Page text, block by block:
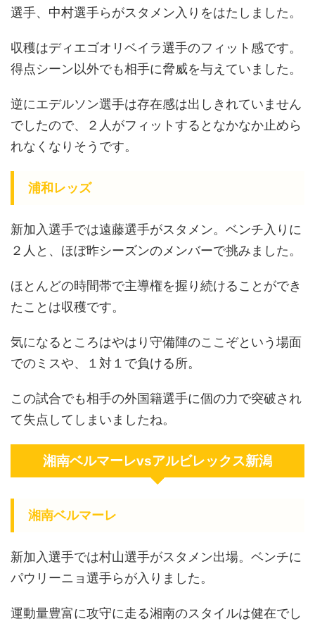
選手、中村選手らがスタメン入りをはたしました。
収穫はディエゴオリベイラ選手のフィット感です。
得点シーン以外でも相手に脅威を与えていました。
逆にエデルソン選手は存在感は出しきれていません
でしたので、２人がフィットするとなかなか止めら
れなくなりそうです。
浦和レッズ
新加入選手では遠藤選手がスタメン。ベンチ入りに
２人と、ほぼ昨シーズンのメンバーで挑みました。
ほとんどの時間帯で主導権を握り続けることができ
たことは収穫です。
気になるところはやはり守備陣のここぞという場面
でのミスや、１対１で負ける所。
この試合でも相手の外国籍選手に個の力で突破され
て失点してしまいましたね。
湘南ベルマーレvsアルビレックス新潟
湘南ベルマーレ
新加入選手では村山選手がスタメン出場。ベンチに
パウリーニョ選手らが入りました。
運動量豊富に攻守に走る湘南のスタイルは健在でし